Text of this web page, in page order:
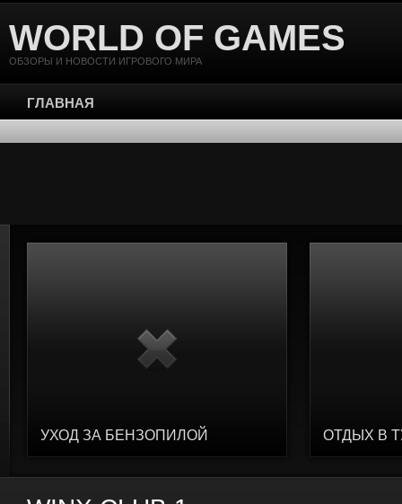
WORLD OF GAMES
ОБЗОРЫ И НОВОСТИ ИГРОВОГО МИРА
ГЛАВНАЯ
УХОД ЗА БЕНЗОПИЛОЙ ОТДЫХ В